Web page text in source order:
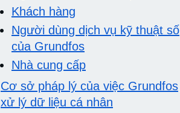
Khách hàng
Người dùng dịch vụ kỹ thuật số
của Grundfos
Nhà cung cấp
Cơ sở pháp lý của việc Grundfos
xử lý dữ liệu cá nhân